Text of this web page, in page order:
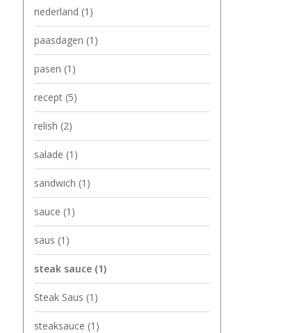
nederland (1)
paasdagen (1)
pasen (1)
recept (5)
relish (2)
salade (1)
sandwich (1)
sauce (1)
saus (1)
steak sauce (1)
Steak Saus (1)
steaksauce (1)